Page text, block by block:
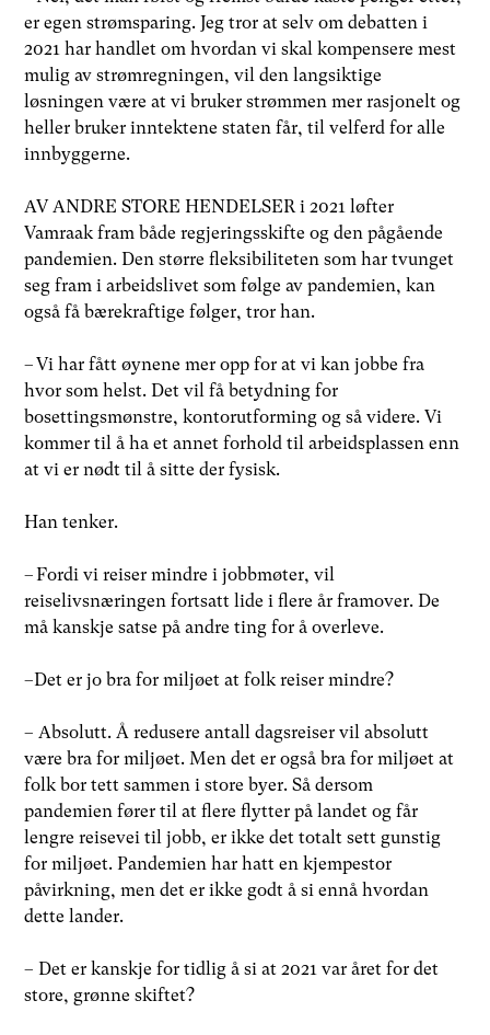
er egen strømsparing. Jeg tror at selv om debatten i
2021 har handlet om hvordan vi skal kompensere mest
mulig av strømregningen, vil den langsiktige
løsningen være at vi bruker strømmen mer rasjonelt og
heller bruker inntektene staten får, til velferd for alle
innbyggerne.
AV ANDRE STORE HENDELSER i 2021 løfter
Vamraak fram både regjeringsskifte og den pågående
pandemien. Den større fleksibiliteten som har tvunget
seg fram i arbeidslivet som følge av pandemien, kan
også få bærekraftige følger, tror han.
– Vi har fått øynene mer opp for at vi kan jobbe fra
hvor som helst. Det vil få betydning for
bosettingsmønstre, kontorutforming og så videre. Vi
kommer til å ha et annet forhold til arbeidsplassen enn
at vi er nødt til å sitte der fysisk.
Han tenker.
– Fordi vi reiser mindre i jobbmøter, vil
reiselivsnæringen fortsatt lide i flere år framover. De
må kanskje satse på andre ting for å overleve.
–Det er jo bra for miljøet at folk reiser mindre?
– Absolutt. Å redusere antall dagsreiser vil absolutt
være bra for miljøet. Men det er også bra for miljøet at
folk bor tett sammen i store byer. Så dersom
pandemien fører til at flere flytter på landet og får
lengre reisevei til jobb, er ikke det totalt sett gunstig
for miljøet. Pandemien har hatt en kjempestor
påvirkning, men det er ikke godt å si ennå hvordan
dette lander.
– Det er kanskje for tidlig å si at 2021 var året for det
store, grønne skiftet?